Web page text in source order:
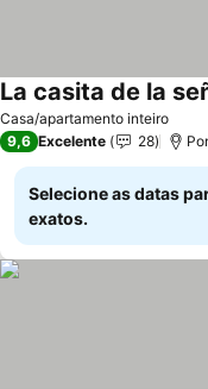
Casa/apartamento inteiro
La casita de la
9,6 Excelente 28
Selecione as datas
exatos.